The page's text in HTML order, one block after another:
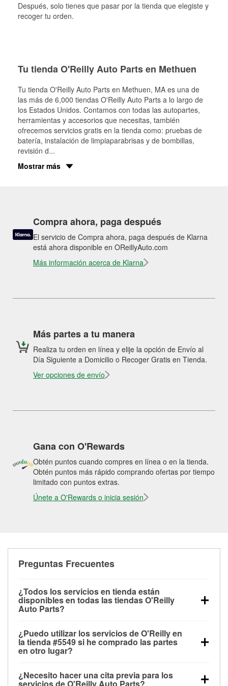
Después, solo tienes que pasar por la tienda que elegiste y
recoger tu orden.
Tu tienda O'Reilly Auto Parts en Methuen
Tu tienda O'Reilly Auto Parts en Methuen, MA es una de
las más de 6,000 tiendas O'Reilly Auto Parts a lo largo de
los Estados Unidos. Contamos con todas las autopartes,
herramientas y accesorios que necesitas, también
ofrecemos servicios gratis en la tienda como: pruebas de
batería, instalación de limpiaparabrisas y de bombillas,
revisión d...
Mostrar más
Compra ahora, paga después
El servicio de Compra ahora, paga después de Klarna
está ahora disponible en OReillyAuto.com
Más información acerca de Klarna
Más partes a tu manera
Realiza tu orden en línea y elije la opción de Envío al
Día Siguiente a Domicilio o Recoger Gratis en Tienda.
Ver opciones de envío
Gana con O'Rewards
Obtén puntos cuando compres en línea o en la tienda.
Obtén puntos más rápido comprando ofertas por tiempo
limitado con puntos extras.
Únete a O'Rewards o inicia sesión
Preguntas Frecuentes
¿Todos los servicios en tienda están
disponibles en todas las tiendas O'Reilly
Auto Parts?
las pruebas de batería, pruebas de alternador y
motor de arranque, revisión de la luz “Check Engine”
con O'Reilly VeriScan® e instalación de
limpiaparabrisas o bombillas, están disponibles en
todas las tiendas O'Reilly Auto Parts. La tienda
¿Puedo utilizar los servicios de O'Reilly en
la tienda #5549 si he comprado las partes
en otro lugar?
de O'Reilly Auto Parts que estén disponibles en la
¿Necesito hacer una cita previa para los